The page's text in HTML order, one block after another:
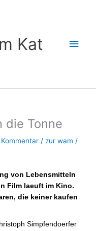
Kat
die Tonne
/ zur wam /
von Lebensmitteln
Film laeuft im Kino.
die keiner kaufen
Simpfendoerfer